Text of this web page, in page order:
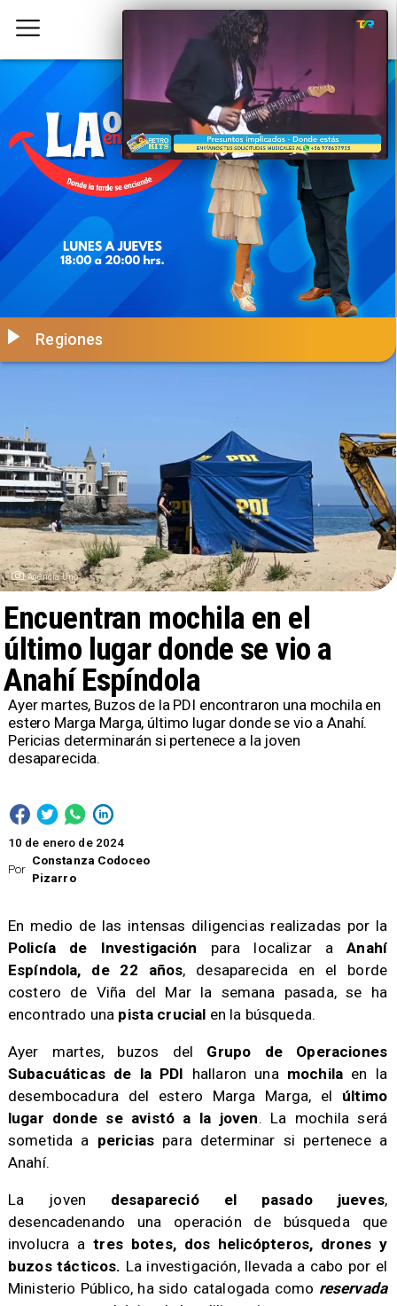
Agencia Uno
Por
Constanza Codoceo
Pizarro
Encuentran mochila en el
último lugar donde se vio a
Anahí Espíndola
Regiones
10 de enero de 2024
Ayer martes, Buzos de la PDI encontraron una mochila en
estero Marga Marga, último lugar donde se vio a Anahí.
Pericias determinarán si pertenece a la joven
desaparecida.
​En medio de las intensas diligencias realizadas por la
Policía de Investigación para localizar aAnahí
Espíndola, de 22 años, desaparecida en el borde
costero de Viña del Mar la semana pasada, se ha
encontrado una pista crucial en la búsqueda.
​Ayer martes, buzos del Grupo de Operaciones
Subacuáticas de la PDI hallaron una mochila en la
desembocadura del estero Marga Marga, el último
lugar donde se avistó a la joven. La mochila será
sometida a pericias para determinar si pertenece a
Anahí.
​La joven desapareció el pasado jueves,
desencadenando una operación de búsqueda que
involucra atres botes, dos helicópteros, drones y
buzos tácticos. La investigación, llevada a cabo por el
Ministerio Público, ha sido catalogada como reservada